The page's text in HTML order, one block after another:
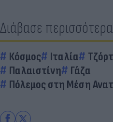
Διάβασε περισσότερα
Κόσμος Ιταλία
Παλαιστίνη
Γάζα
Πόλεμος στη Μέση